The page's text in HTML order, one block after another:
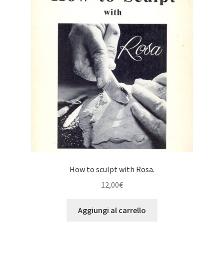
How to sculpt with Rosa.
12,00€
Aggiungi al carrello